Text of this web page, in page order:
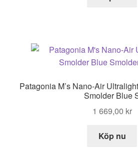
Patagonia M’s Nano-Air
Smolder Blue
1 669,00 kr
Köp nu